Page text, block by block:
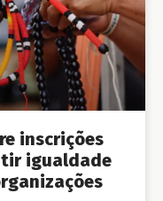
inscrições
igualdade